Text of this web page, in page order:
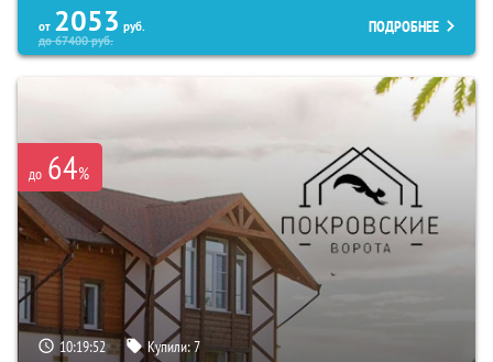
от 2053 руб.
до67400руб.
ПОДРОБНЕЕ
до 64%
10:19:50 Купили:7